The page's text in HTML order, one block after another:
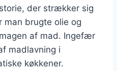
der strækker sig
man brugte olie og
af mad. Ingefær
madlavning i
køkkener.